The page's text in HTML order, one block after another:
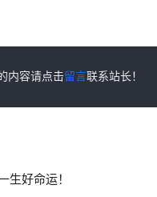
内容请点击留言联系站长！
好命运！